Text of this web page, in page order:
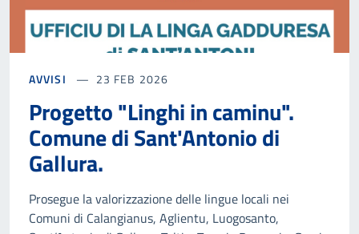
AVVISI 23 FEB 2026
Progetto "Linghi in caminu".
Comune di Sant'Antonio di
Gallura.
Prosegue la valorizzazione delle lingue locali nei
Comuni di Calangianus, Aglientu, Luogosanto,